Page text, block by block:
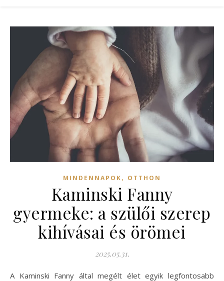
MINDENNAPOK, OTTHON
Kaminski Fanny
gyermeke: a szülői szerep
kihívásai és örömei
2025.05.31.
A Kaminski Fanny által megélt élet egyik legfontosabb